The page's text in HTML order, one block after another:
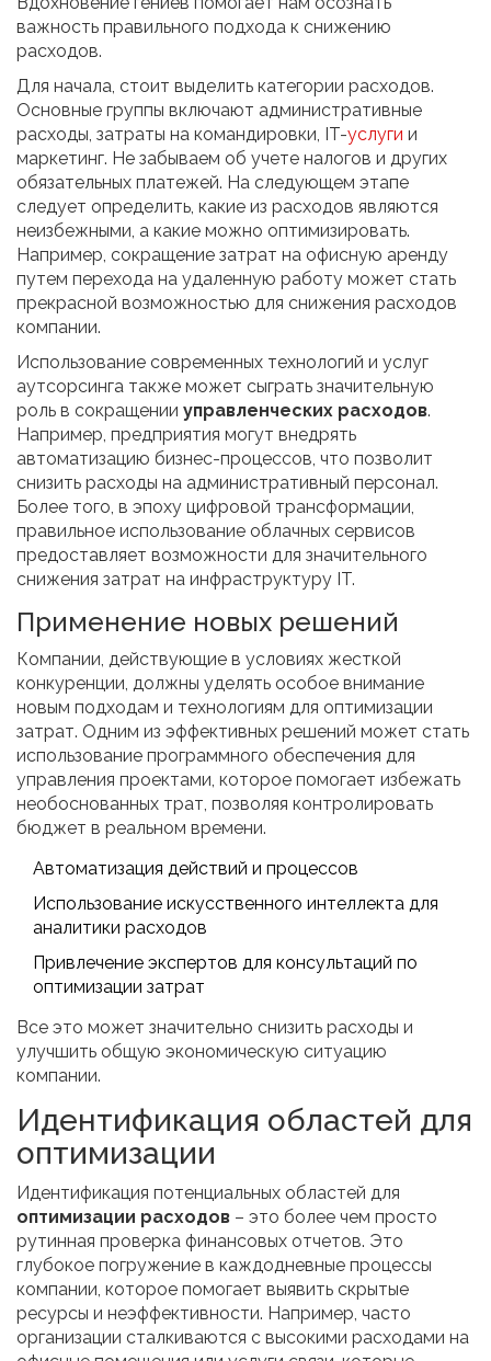
важность правильного подхода к снижению
расходов.
Для начала, стоит выделить категории расходов.
Основные группы включают административные
расходы, затраты на командировки, IT-услуги и
маркетинг. Не забываем об учете налогов и других
обязательных платежей. На следующем этапе
следует определить, какие из расходов являются
неизбежными, а какие можно оптимизировать.
Например, сокращение затрат на офисную аренду
путем перехода на удаленную работу может стать
прекрасной возможностью для снижения расходов
компании.
Использование современных технологий и услуг
аутсорсинга также может сыграть значительную
роль в сокращении управленческих расходов.
Например, предприятия могут внедрять
автоматизацию бизнес-процессов, что позволит
снизить расходы на административный персонал.
Более того, в эпоху цифровой трансформации,
правильное использование облачных сервисов
предоставляет возможности для значительного
снижения затрат на инфраструктуру IT.
Применение новых решений
Компании, действующие в условиях жесткой
конкуренции, должны уделять особое внимание
новым подходам и технологиям для оптимизации
затрат. Одним из эффективных решений может стать
использование программного обеспечения для
управления проектами, которое помогает избежать
необоснованных трат, позволяя контролировать
бюджет в реальном времени.
Автоматизация действий и процессов
Использование искусственного интеллекта для
аналитики расходов
Привлечение экспертов для консультаций по
оптимизации затрат
Все это может значительно снизить расходы и
улучшить общую экономическую ситуацию
компании.
Идентификация областей для
оптимизации
Идентификация потенциальных областей для
оптимизации расходов – это более чем просто
рутинная проверка финансовых отчетов. Это
глубокое погружение в каждодневные процессы
компании, которое помогает выявить скрытые
ресурсы и неэффективности. Например, часто
организации сталкиваются с высокими расходами на